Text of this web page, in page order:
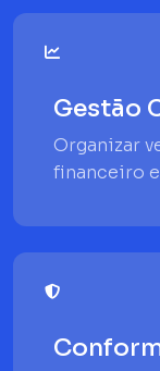
Gestão
Organizar
financeiro